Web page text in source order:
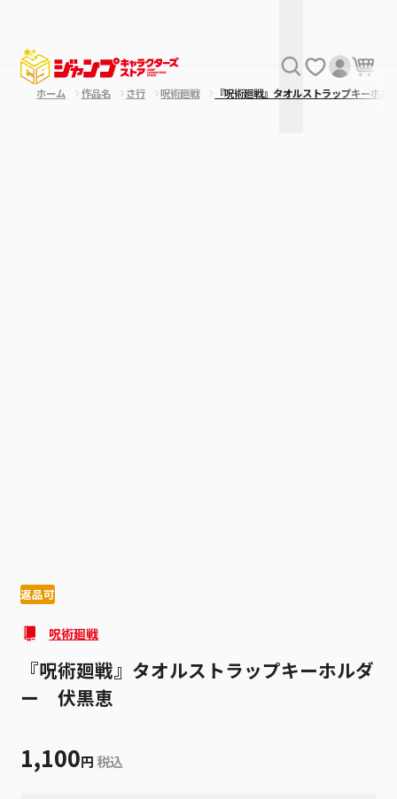
ホーム 作品名 さ行 呪術廻戦 『呪術廻戦』タオルストラップキーホ
返品可
呪術廻戦
『呪術廻戦』タオルストラップキーホルダ
ー 伏黒恵
1,100円 税込